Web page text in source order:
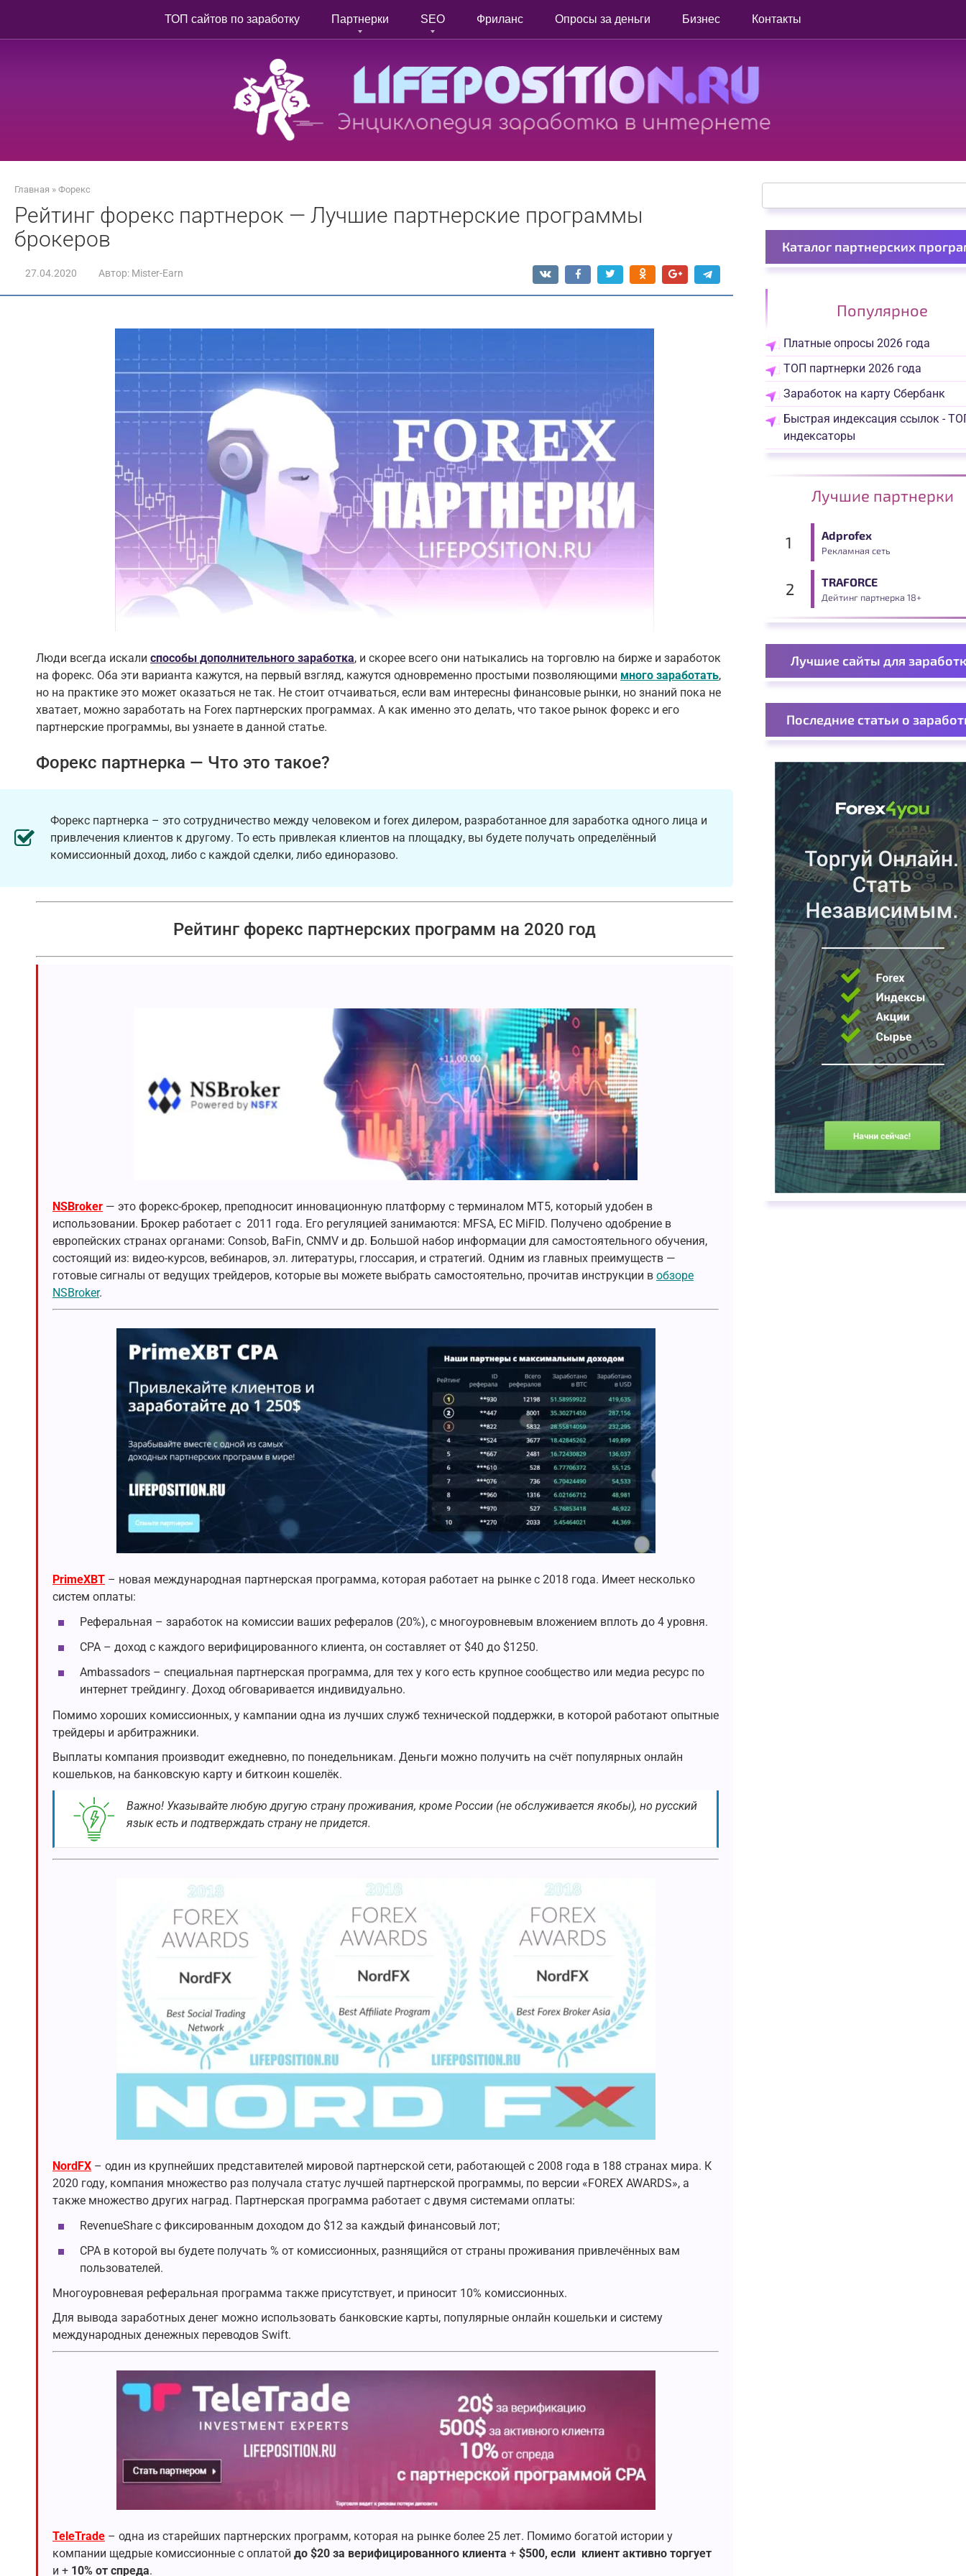
контенту
ТОП сайтов по заработку Партнерки SEO Фриланс Опросы за деньги Бизнес Контакты
Главная » Форекс
Рейтинг форекс партнерок — Лучшие партнерские программы
брокеров
27.04.2020 Автор: Mister-Earn
Люди всегда искали способы дополнительного заработка, и скорее всего они натыкались на торговлю на бирже и заработок
на форекс. Оба эти варианта кажутся, на первый взгляд, кажутся одновременно простыми позволяющими много заработать,
но на практике это может оказаться не так. Не стоит отчаиваться, если вам интересны финансовые рынки, но знаний пока не
хватает, можно заработать на Forex партнерских программах. А как именно это делать, что такое рынок форекс и его
партнерские программы, вы узнаете в данной статье.
Форекс партнерка — Что это такое?
Форекс партнерка – это сотрудничество между человеком и forex дилером, разработанное для заработка одного лица и
привлечения клиентов к другому. То есть привлекая клиентов на площадку, вы будете получать определённый
комиссионный доход, либо с каждой сделки, либо единоразово.
Рейтинг форекс партнерских программ на 2020 год
NSBroker — это форекс-брокер, преподносит инновационную платформу с терминалом МТ5, который удобен в
использовании. Брокер работает с 2011 года. Его регуляцией занимаются: MFSA, ЕС MiFID. Получено одобрение в
европейских странах органами: Consob, BaFin, CNMV и др. Большой набор информации для самостоятельного обучения,
состоящий из: видео-курсов, вебинаров, эл. литературы, глоссария, и стратегий. Одним из главных преимуществ —
готовые сигналы от ведущих трейдеров, которые вы можете выбрать самостоятельно, прочитав инструкции в обзоре
NSBroker.
PrimeXBT – новая международная партнерская программа, которая работает на рынке с 2018 года. Имеет несколько
систем оплаты:
Реферальная – заработок на комиссии ваших рефералов (20%), с многоуровневым вложением вплоть до 4 уровня.
CPA – доход с каждого верифицированного клиента, он составляет от $40 до $1250.
Ambassadors – специальная партнерская программа, для тех у кого есть крупное сообщество или медиа ресурс по
интернет трейдингу. Доход обговаривается индивидуально.
Помимо хороших комиссионных, у кампании одна из лучших служб технической поддержки, в которой работают опытные
трейдеры и арбитражники.
Выплаты компания производит ежедневно, по понедельникам. Деньги можно получить на счёт популярных онлайн
кошельков, на банковскую карту и биткоин кошелёк.
Важно! Указывайте любую другую страну проживания, кроме России (не обслуживается якобы), но русский
язык есть и подтверждать страну не придется.
NordFX – один из крупнейших представителей мировой партнерской сети, работающей с 2008 года в 188 странах мира. К
2020 году, компания множество раз получала статус лучшей партнерской программы, по версии «FOREX AWARDS», а
также множество других наград. Партнерская программа работает с двумя системами оплаты:
RevenueShare с фиксированным доходом до $12 за каждый финансовый лот;
CPA в которой вы будете получать % от комиссионных, разнящийся от страны проживания привлечённых вам
пользователей.
Многоуровневая реферальная программа также присутствует, и приносит 10% комиссионных.
Для вывода заработных денег можно использовать банковские карты, популярные онлайн кошельки и систему
международных денежных переводов Swift.
TeleTrade – одна из старейших партнерских программ, которая на рынке более 25 лет. Помимо богатой истории у
компании щедрые комиссионные с оплатой до $20 за верифицированного клиента + $500, если клиент активно торгует
и + 10% от спреда.
Каталог партнерских
Популярное
Платные опросы 2026 года
ТОП партнерки 2026 года
Заработок на карту Сбербанк
Быстрая индексация ссылок -
индексаторы
Лучшие партнерки
Adprofex
Рекламная сеть
TRAFORCE
Дейтинг партнерка 18+
Лучшие сайты для
Последние статьи о